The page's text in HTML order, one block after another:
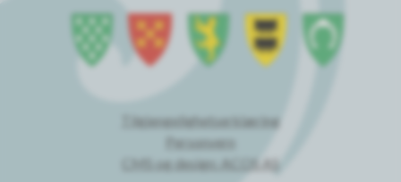
Tilgjengelighetserklæring
Personvern
CMS og design: ACOS AS